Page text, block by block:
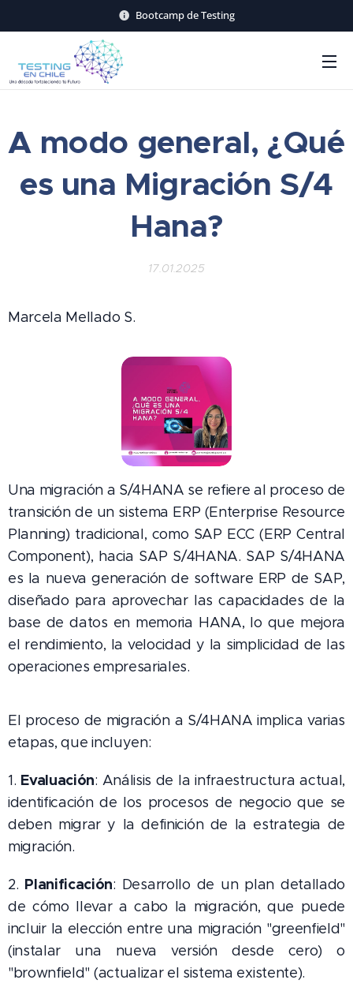
Bootcamp de Testing
A modo general, ¿Qué
es una Migración S/4
Hana?
17.01.2025
Marcela Mellado S.
Una migración a S/4HANA se refiere al proceso de
transición de un sistema ERP (Enterprise Resource
Planning) tradicional, como SAP ECC (ERP Central
Component), hacia SAP S/4HANA. SAP S/4HANA
es la nueva generación de software ERP de SAP,
diseñado para aprovechar las capacidades de la
base de datos en memoria HANA, lo que mejora
el rendimiento, la velocidad y la simplicidad de las
operaciones empresariales.
El proceso de migración a S/4HANA implica varias
etapas, que incluyen:
1. Evaluación: Análisis de la infraestructura actual,
identificación de los procesos de negocio que se
deben migrar y la definición de la estrategia de
migración.
2. Planificación: Desarrollo de un plan detallado
de cómo llevar a cabo la migración, que puede
incluir la elección entre una migración "greenfield"
(instalar una nueva versión desde cero) o
"brownfield" (actualizar el sistema existente).